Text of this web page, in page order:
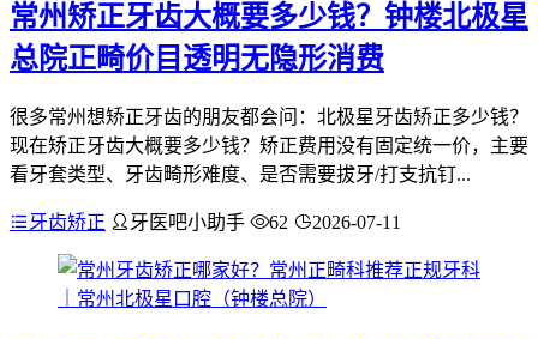
常州矫正牙齿大概要多少钱？钟楼北极星
总院正畸价目透明无隐形消费
很多常州想矫正牙齿的朋友都会问：北极星牙齿矫正多少钱？
现在矫正牙齿大概要多少钱？矫正费用没有固定统一价，主要
看牙套类型、牙齿畸形难度、是否需要拔牙/打支抗钉...
牙齿矫正 牙医吧小助手 62 2026-07-11